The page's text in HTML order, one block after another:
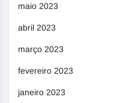
maio 2023
abril 2023
março 2023
fevereiro 2023
janeiro 2023